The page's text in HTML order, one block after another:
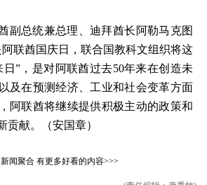
副总统兼总理、迪拜酋长阿勒马克图
联酋国庆日，联合国教科文组织将这
”，是对阿联酋过去50年来在创造未
及在预测经济、工业和社会变革方面
阿联酋将继续提供积极主动的政策和
贡献。（安国章）
新闻聚合有更多好看的内容>>>